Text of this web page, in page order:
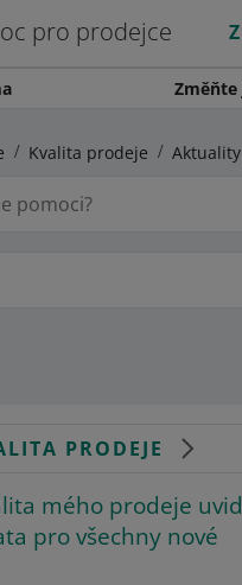
pro prodejce
Změňte
Kvalita prodeje Aktuality
PRODEJE
mého prodeje
pro všechny nové